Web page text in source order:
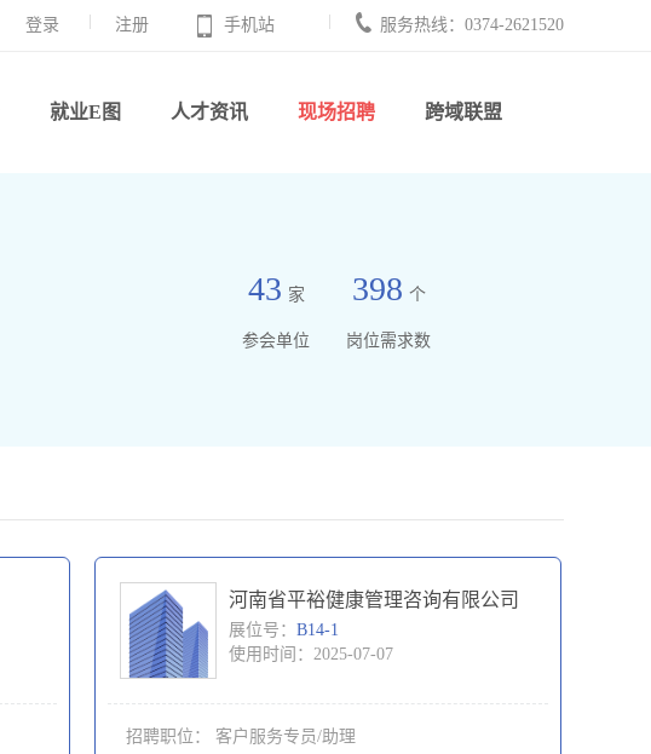
登录 注册 手机站 服务热线：0374-2621520
就业E图 人才资讯 现场招聘 跨域联盟
43 家
参会单位
398 个
岗位需求数
河南省平裕健康管理咨询有限公司
展位号： B14-1
使用时间：2025-07-07
招聘职位： 客户服务专员/助理